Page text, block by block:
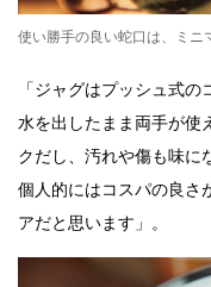
使い勝手の良い蛇口は、ミニ
「ジャグはプッシュ式
水を出したまま両手が使
クだし、汚れや傷も味に
個人的にはコスパの良さ
アだと思います」。